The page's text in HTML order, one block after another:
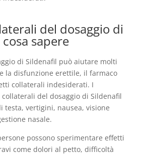
del dosaggio di
sapere
di Sildenafil può aiutare molti
la disfunzione erettile, il farmaco
collaterali indesiderati. I
del dosaggio di Sildenafil
testa, vertigini, nausea, visione
nasale.
possono sperimentare effetti
come dolori al petto, difficoltà